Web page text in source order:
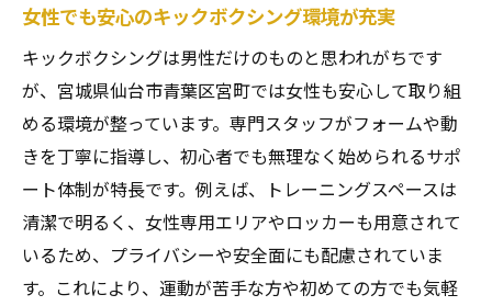
女性でも安心のキックボクシング環境が充実
キックボクシングは男性だけのものと思われがちです
が、宮城県仙台市青葉区宮町では女性も安心して取り組
める環境が整っています。専門スタッフがフォームや動
きを丁寧に指導し、初心者でも無理なく始められるサポ
ート体制が特長です。例えば、トレーニングスペースは
清潔で明るく、女性専用エリアやロッカーも用意されて
いるため、プライバシーや安全面にも配慮されていま
す。これにより、運動が苦手な方や初めての方でも気軽